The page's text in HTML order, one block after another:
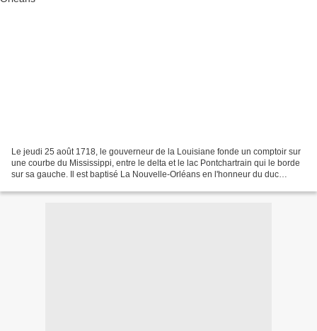
Le jeudi 25 août 1718, le gouverneur de la Louisiane fonde un comptoir sur
une courbe du Mississippi, entre le delta et le lac Pontchartrain qui le borde
sur sa gauche. Il est baptisé La Nouvelle-Orléans en l'honneur du duc